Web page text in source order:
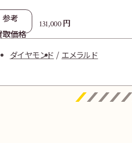
参考
取価格
131,000 円
ダイヤモンド エメラルド